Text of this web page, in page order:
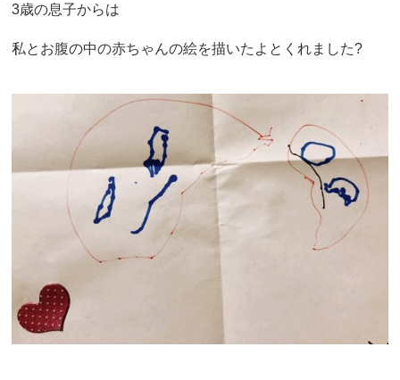
3歳の息子からは
私とお腹の中の赤ちゃんの絵を描いたよとくれました?